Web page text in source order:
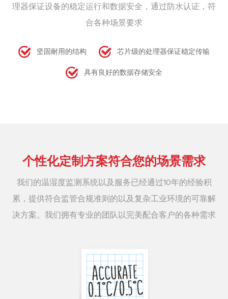
理器保证设备的稳定运行和数据安全，通过防水认证，符
合各种场景要求
坚固耐用的结构 芯片级的处理器保证稳定传输
具有良好的数据存储安全
个性化定制方案符合您的场景需求
我们的温湿度监测系统以及服务已经通过10年的经验积
累，提供符合监管合规准则的以及复杂工业环境的可靠解
决方案。我们拥有专业的团队以完美配合客户的各种需求